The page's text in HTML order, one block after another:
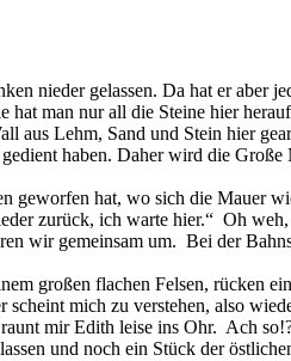
nieder gelassen. Da hat er aber
man nur all die Steine hier
aus Lehm, Sand und Stein hier
haben. Daher wird die
geworfen hat, wo sich die Mauer
zurück, ich warte hier.“ Oh
wir gemeinsam um. Bei der
großen flachen Felsen, rücken
mich zu verstehen, also
mir Edith leise ins Ohr. Ach
und noch ein Stück der